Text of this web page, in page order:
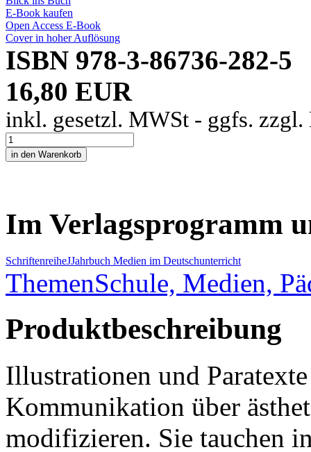
E-Book kaufen
Open Access E-Book
Cover in hoher Auflösung
ISBN 978-3-86736-282-5
16,80 EUR
inkl. gesetzl. MWSt - ggfs. zzgl.
Im Verlagsprogramm
SchriftenreiheJJahrbuch Medien im Deutschunterricht
ThemenSchule, Medien,
Produktbeschreibung
Illustrationen und
Kommunikation über
modifizieren. Sie tauchen